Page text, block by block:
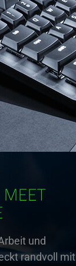
und
randvoll mit